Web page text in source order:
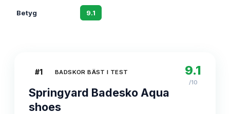
Betyg 9.1
#1 BADSKOR BÄST I TEST
Springyard Badesko Aqua
shoes
9.1
/10